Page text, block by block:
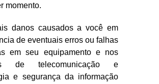
momento.
danos causados a você em
de eventuais erros ou falhas
em seu equipamento e nos
de telecomunicação e
e segurança da informação